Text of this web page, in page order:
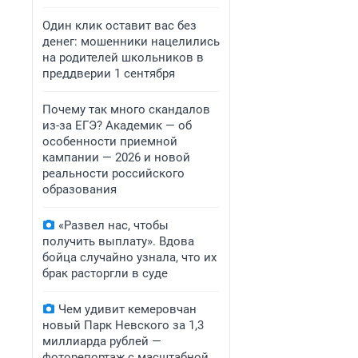
Один клик оставит вас без
денег: мошенники нацелились
на родителей школьников в
преддверии 1 сентября
Почему так много скандалов
из-за ЕГЭ? Академик — об
особенности приемной
кампании — 2026 и новой
реальности российского
образования
«Развел нас, чтобы
получить выплату». Вдова
бойца случайно узнала, что их
брак расторгли в суде
Чем удивит кемеровчан
новый Парк Невского за 1,3
миллиарда рублей —